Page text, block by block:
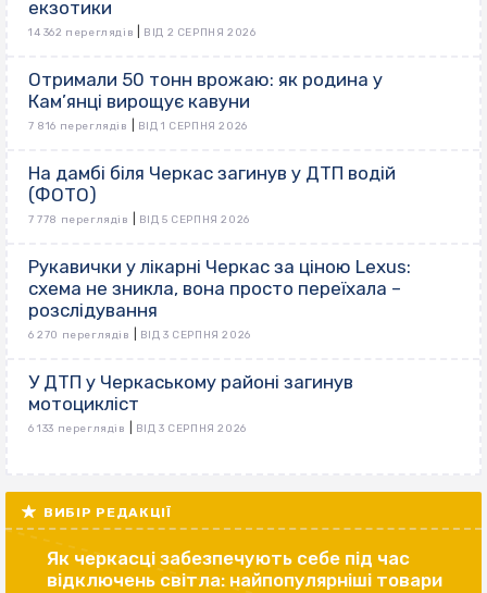
екзотики
14 362 переглядів ВІД 2 СЕРПНЯ 2026
Отримали 50 тонн врожаю: як родина у
Кам’янці вирощує кавуни
7 816 переглядів ВІД 1 СЕРПНЯ 2026
На дамбі біля Черкас загинув у ДТП водій
(ФОТО)
7 778 переглядів ВІД 5 СЕРПНЯ 2026
Рукавички у лікарні Черкас за ціною Lexus:
схема не зникла, вона просто переїхала –
розслідування
6 270 переглядів ВІД 3 СЕРПНЯ 2026
У ДТП у Черкаському районі загинув
мотоцикліст
6 133 переглядів ВІД 3 СЕРПНЯ 2026
ВИБІР РЕДАКЦІЇ
Як черкасці забезпечують себе під час
відключень світла: найпопулярніші товари